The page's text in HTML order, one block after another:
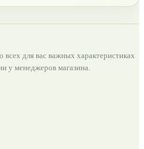
всех для вас важных характеристиках
у менеджеров магазина.